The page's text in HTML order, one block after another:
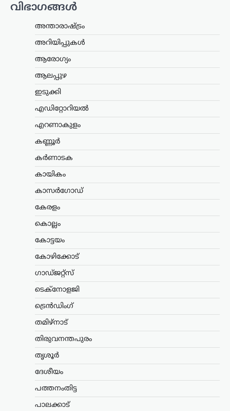
വിഭാഗങ്ങൾ
അന്താരാഷ്ട്രം
അറിയിപ്പുകൾ
ആരോഗ്യം
ആലപ്പുഴ
ഇടുക്കി
എഡിറ്റോറിയൽ
എറണാകുളം
കണ്ണൂർ
കർണാടക
കായികം
കാസർഗോഡ്
കേരളം
കൊല്ലം
കോട്ടയം
കോഴിക്കോട്
ഗാഡ്ജറ്റ്സ്
ടെക്നോളജി
ട്രെൻഡിംഗ്
തമിഴ്നാട്
തിരുവനന്തപുരം
തൃശൂർ
ദേശീയം
പത്തനംതിട്ട
പാലക്കാട്
കോൺഗ്രസ് എംപി ശശി തരൂരിനെതിരെ
രൂക്ഷ വിമർശനവുമായി എഐസിസി
ജനറൽ സെക്രട്ടറി കെ.സി.
തരത്തിലാകരുതെന്ന് അദ്ദേഹം പറഞ്ഞു.
എറണാകുളം,കേരളം,ട്രെൻഡിംഗ്,
ലേറ്റസ്റ്റ് ന്യൂസ്
പ്രതിഷേധക്കാർക്കെതിരായ
വിവാദ പരാമർശം; ടി.ജി.
കസ്റ്റഡിയിൽ
ഡൽഹിയിലെ ജന്തർ മന്തറിൽ സമരം
ടി.ജി. മോഹൻദാസിനെ പൊലീസ്
കസ്റ്റഡിയിലെടുത്തു. മട്ടാഞ്ചേരി
ചെറളായിയിലെ വസതിയിലെത്തിയാണ്
തിരുവനന്തപുരം സൈബർ പൊലീസ്…
അന്താരാഷ്ട്രം,ട്രെൻഡിംഗ്,
ഇറാൻ, അഫ്ഗാനിസ്ഥാൻ,
പാകിസ്ഥാൻ വഴി ഇന്ത്യ;
ഇന്ത്യൻ മഹാസമുദ്രത്തിലേക്കും